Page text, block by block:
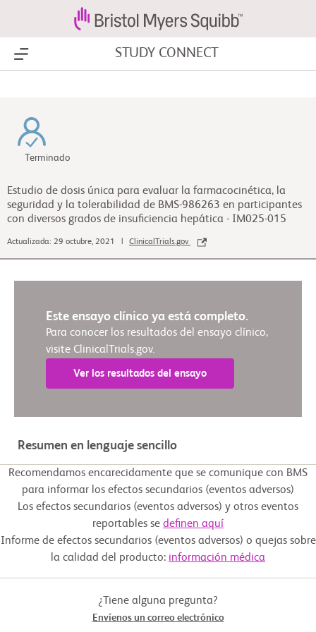
Show Menu STUDY CONNECT
Terminado
Estudio de dosis única para evaluar la farmacocinética, la
seguridad y la tolerabilidad de BMS-986263 en participantes
con diversos grados de insuficiencia hepática - IM025-015
Actualizada: 29 octubre, 2021 | ClinicalTrials.gov
Este ensayo clínico ya está completo.
Para conocer los resultados del ensayo clínico,
visite ClinicalTrials.gov.
Ver los resultados del ensayo
Resumen en lenguaje sencillo
Recomendamos encarecidamente que se comunique con BMS
para informar los efectos secundarios (eventos adversos)
Los efectos secundarios (eventos adversos) y otros eventos
reportables se definen aquí
Informe de efectos secundarios (eventos adversos) o quejas sobre
la calidad del producto: información médica
¿Tiene alguna pregunta?
Envíenos un correo electrónico